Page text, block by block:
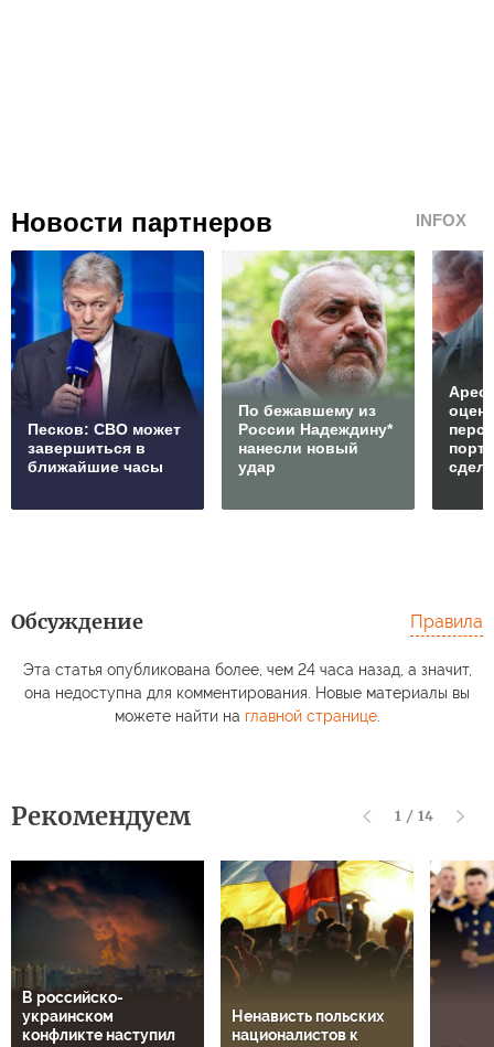
Новости партнеров INFOX
Песков: СВО может
завершиться в
ближайшие часы
По бежавшему из
России Надеждину*
нанесли новый
удар
Обсуждение Правила
Эта статья опубликована более, чем 24 часа назад, а значит,
она недоступна для комментирования. Новые материалы вы
можете найти на главной странице.
Рекомендуем 1 / 14
В российско-
украинском
конфликте наступил
Ненависть польских
националистов к